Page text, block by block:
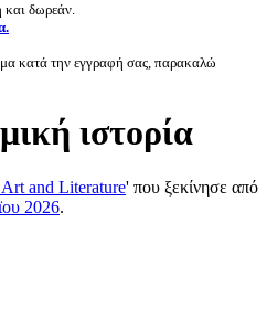
και δωρεάν.
κατά την εγγραφή σας, παρακαλώ
ιστορία
and Literature' που ξεκίνησε από
2026.